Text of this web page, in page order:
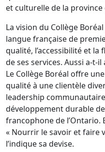
et culturelle de la province
La vision du Collège
langue française de
qualité, l’accessibilité et
de ses services. Aussi a-t-
Le Collège Boréal offre
qualité à une clientèle
leadership
développement durable
francophone de l’Ontario.
« Nourrir le savoir et faire
l’indique sa devise.